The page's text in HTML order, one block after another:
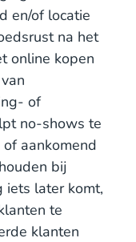
en/of locatie
na het
online kopen
of
no-shows te
aankomend
bij
iets later komt,
te
klanten